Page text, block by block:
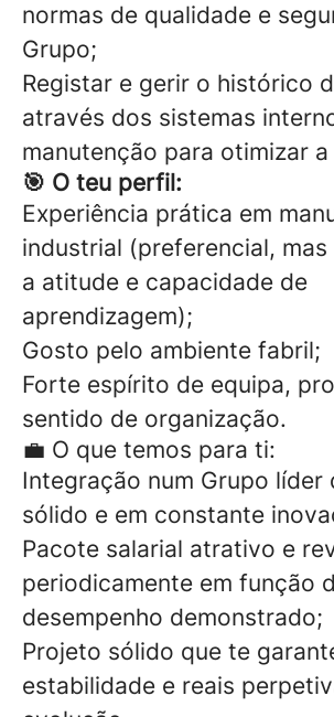
normas de qualidade e
Grupo;
Registar e gerir o histórico
através dos sistemas
manutenção para otimizar
🎯 O teu perfil:
Experiência prática em
industrial (preferencial,
a atitude e capacidade de
aprendizagem);
Gosto pelo ambiente fabril;
Forte espírito de equipa,
sentido de organização.
💼 O que temos para ti:
Integração num Grupo líder
sólido e em constante
Pacote salarial atrativo e
periodicamente em função
desempenho demonstrado;
Projeto sólido que te
estabilidade e reais